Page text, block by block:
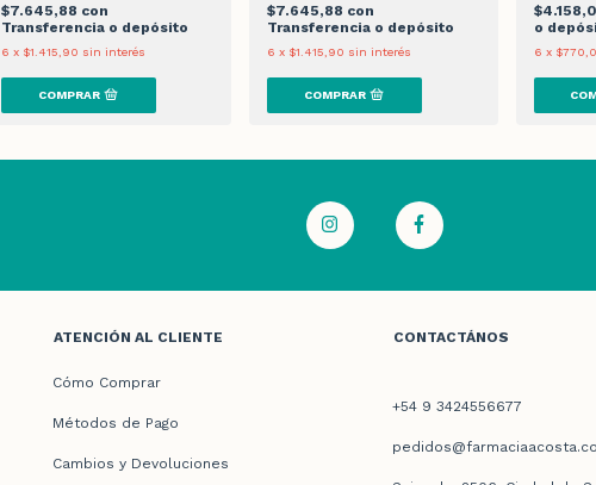
$7.645,88 con
Transferencia o depósito
6 x $1.415,90 sin interés
$7.645,88 con
Transferencia o depósito
6 x $1.415,90 sin interés
o
6 x
ATENCIÓN AL CLIENTE
Cómo Comprar
Métodos de Pago
Cambios y Devoluciones
CONTACTÁNOS
+54 9 3424556677